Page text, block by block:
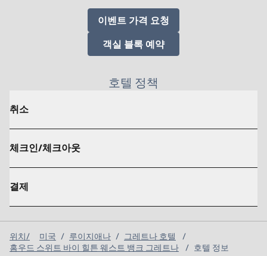
이벤트 가격 요청
객실 블록 예약,
호텔 정책
취소
체크인/체크아웃
결제
위치/ 미국 / 루이지애나 / 그레트나 호텔
/
홈우드 스위트 바이 힐튼 웨스트 뱅크 그레트나
/ 호텔 정보